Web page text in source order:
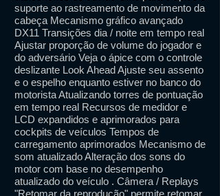
suporte ao rastreamento de movimento da
cabeça Mecanismo gráfico avançado
DX11 Transições dia / noite em tempo real
Ajustar proporção de volume do jogador e
do adversário Veja o ápice com o controle
deslizante Look Ahead Ajuste seu assento
e o espelho enquanto estiver no banco do
motorista Atualizando torres de pontuação
em tempo real Recursos de medidor e
LCD expandidos e aprimorados para
cockpits de veículos Tempos de
carregamento aprimorados Mecanismo de
som atualizado Alteração dos sons do
motor com base no desempenho
atualizado do veículo . Câmera / Replays
"Retomar da reprodução" permite retomar